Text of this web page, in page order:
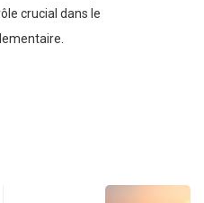
crucial dans le